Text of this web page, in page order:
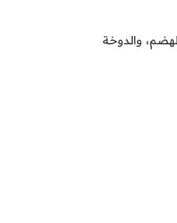
والدوخة